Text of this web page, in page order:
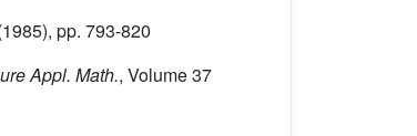
pp. 793-820
Appl. Math., Volume 37